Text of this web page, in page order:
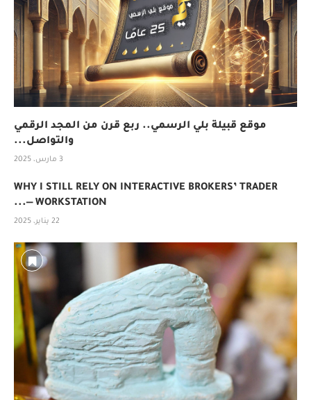
موقع قبيلة بلي الرسمي.. ربع قرن من المجد الرقمي
والتواصل...
3 مارس، 2025
WHY I STILL RELY ON INTERACTIVE BROKERS’ TRADER
WORKSTATION —...
22 يناير، 2025